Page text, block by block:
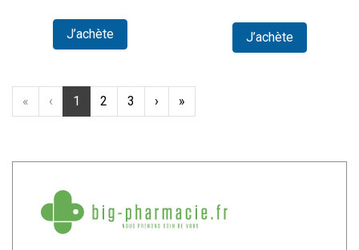
J’achète J’achète
« ‹ 1 2 3 › »